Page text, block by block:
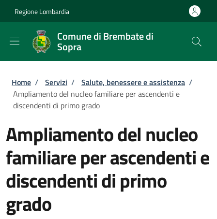
Regione Lombardia
Comune di Brembate di
Sopra
Briciole di pane
Home / Servizi / Salute, benessere e assistenza /
Ampliamento del nucleo familiare per ascendenti e
discendenti di primo grado
Ampliamento del nucleo
familiare per ascendenti e
discendenti di primo
grado